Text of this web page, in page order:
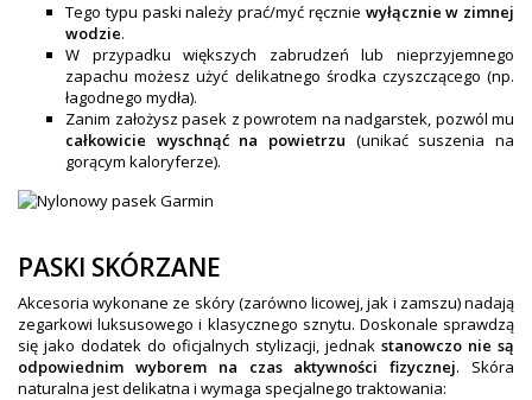
Tego typu paski należy prać/myć ręcznie wyłącznie w zimnej
wodzie.
W przypadku większych zabrudzeń lub nieprzyjemnego
zapachu możesz użyć delikatnego środka czyszczącego (np.
łagodnego mydła).
Zanim założysz pasek z powrotem na nadgarstek, pozwól mu
całkowicie wyschnąć na powietrzu (unikać suszenia na
gorącym kaloryferze).
PASKI SKÓRZANE
Akcesoria wykonane ze skóry (zarówno licowej, jak i zamszu) nadają
zegarkowi luksusowego i klasycznego sznytu. Doskonale sprawdzą
się jako dodatek do oficjalnych stylizacji, jednak stanowczo nie są
odpowiednim wyborem na czas aktywności fizycznej. Skóra
naturalna jest delikatna i wymaga specjalnego traktowania: